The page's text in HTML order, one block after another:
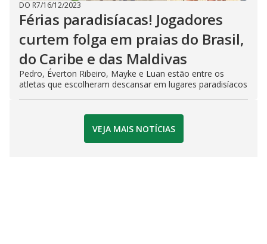
DO R7/16/12/2023
Férias paradisíacas! Jogadores
curtem folga em praias do Brasil,
do Caribe e das Maldivas
Pedro, Éverton Ribeiro, Mayke e Luan estão entre os
atletas que escolheram descansar em lugares paradisíacos
VEJA MAIS NOTÍCIAS